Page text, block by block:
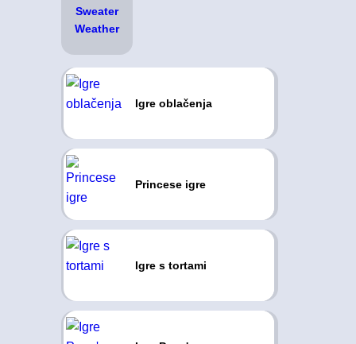
Igre oblačenja
Princese igre
Igre s tortami